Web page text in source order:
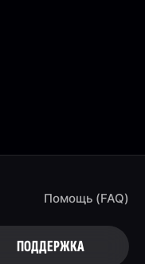
Помощь (FAQ)
ПОДДЕРЖКА